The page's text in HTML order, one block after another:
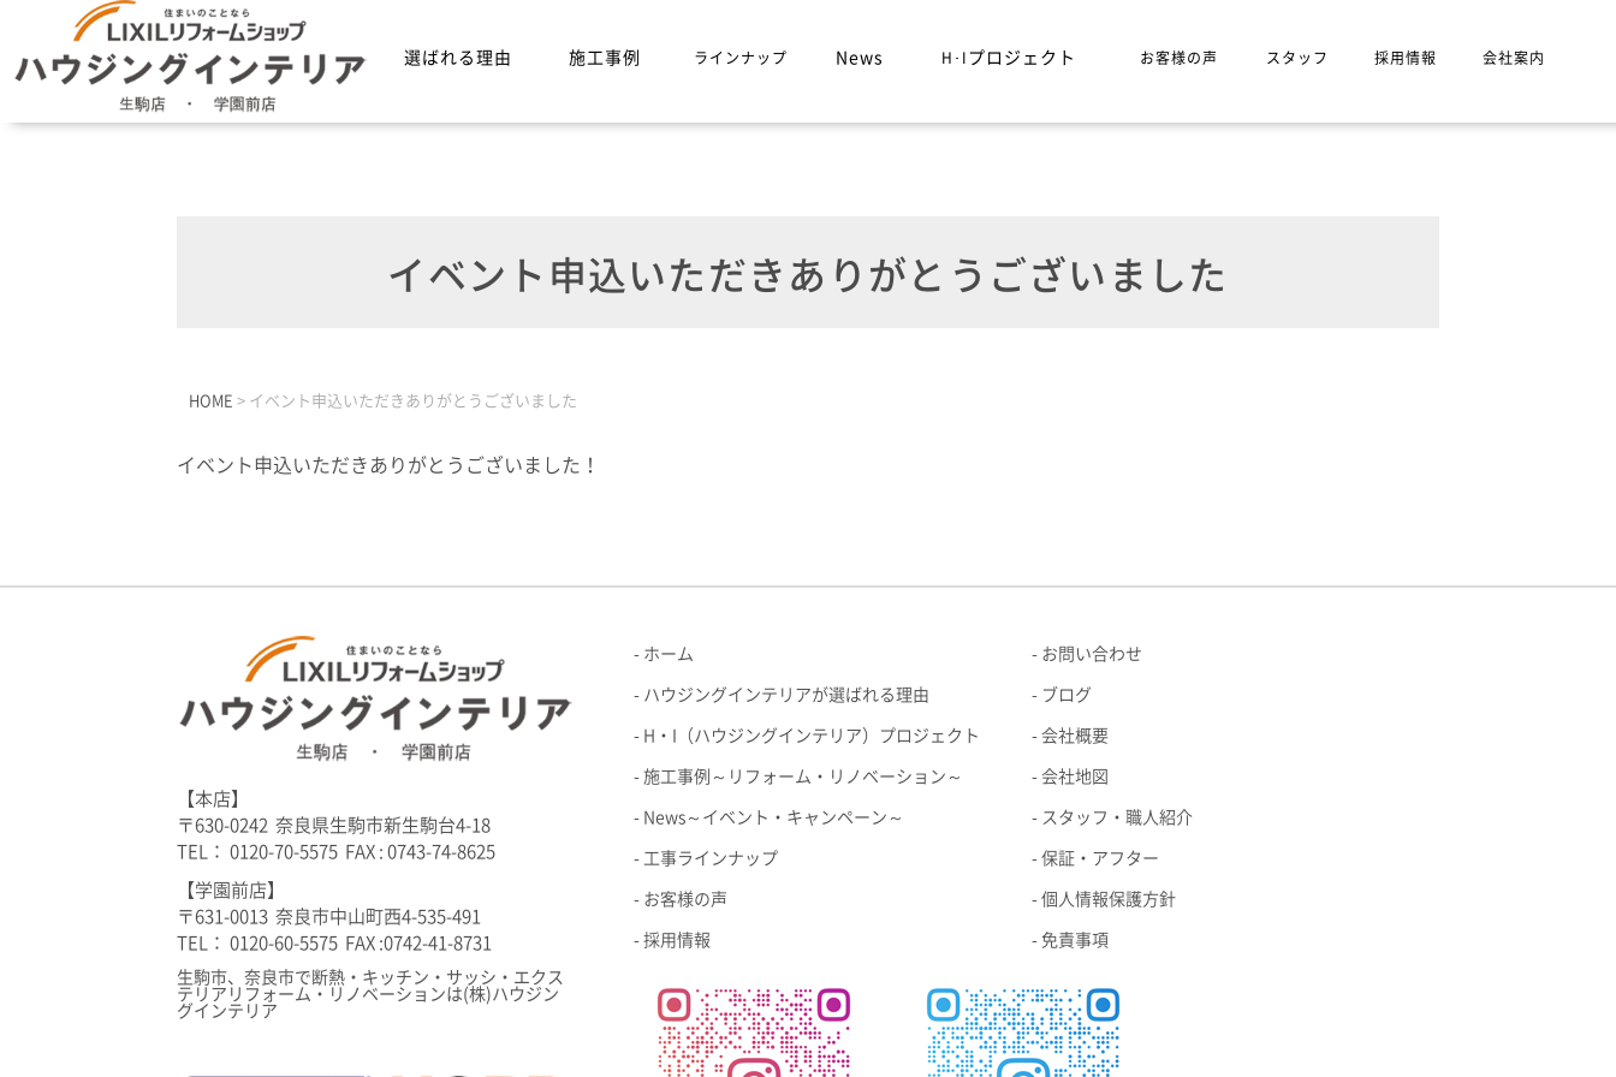
選ばれる理由 施工事例 ラインナップ News H･I プロジェクト お客様の声 スタッフ 採用情報 会社案内
イベント申込いただきありがとうございました
HOME > イベント申込いただきありがとうございました
イベント申込いただきありがとうございました！
ホーム
ハウジングインテリアが選ばれる理由
H・I（ハウジングインテリア）プロジェクト
施工事例～リフォーム・リノベーション～
News～イベント・キャンペーン～
工事ラインナップ
お客様の声
採用情報
お問い合わせ
ブログ
会社概要
会社地図
スタッフ・職人紹介
保証・アフター
個人情報保護方針
免責事項
【本店】
〒630-0242 奈良県生駒市新生駒台4-18
TEL： 0120-70-5575 FAX : 0743-74-8625
【学園前店】
〒631-0013 奈良市中山町西4-535-491
TEL： 0120-60-5575 FAX :0742-41-8731
生駒市、奈良市で断熱・キッチン・サッシ・エクス
テリアリフォーム・リノベーションは(株)ハウジン
グインテリア